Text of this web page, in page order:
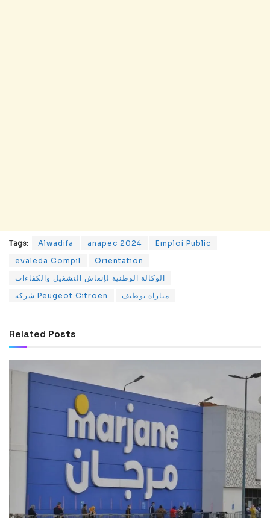
Tags: Alwadifa anapec 2024
Emploi Public
evaleda Compil
Orientation
الوكالة الوطنية لإنعاش التشغيل والكفاءات
شركة Peugeot Citroen
مباراة توظيف
Related Posts